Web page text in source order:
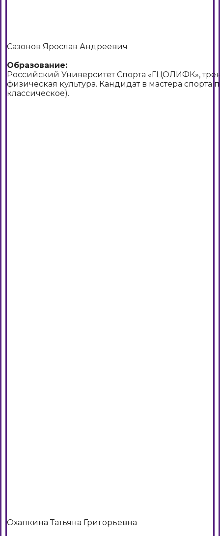
Сазонов Ярослав Андреевич
Образование:
Российский Университет Спорта «ГЦОЛИФК»,
физическая культура. Кандидат в мастера спорта
классическое).
Охапкина Татьяна Григорьевна